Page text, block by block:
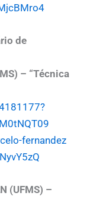
de
– “Técnica
fernandez
(UFMS) –